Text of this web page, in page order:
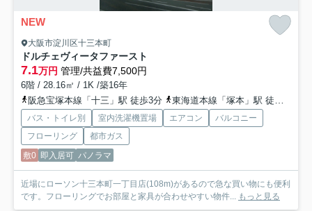
NEW
大阪市淀川区十三本町
ドルチェヴィータファースト
7.1万円 管理/共益費7,500円
6階 / 28.16㎡ / 1K /築16年
阪急宝塚本線「十三」駅 徒歩3分
東海道本線「塚本」駅 徒歩20分
バス・トイレ別 室内洗濯機置場 エアコン
バルコニー
フローリング
都市ガス
敷0 即入居可 パノラマ
近場にローソン十三本町一丁目店(108m)があるので急な買い物にも便利
です。フローリングでお部屋と家具が合わせやすい物件... もっと見る